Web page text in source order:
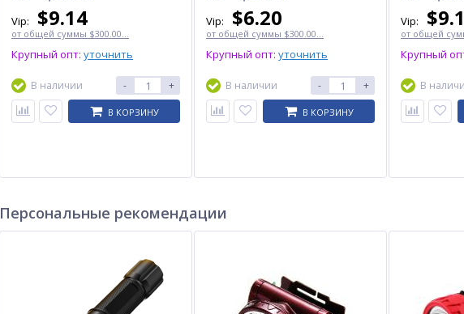
Vip: $9.14
от общей суммы $300.00...
Крупный опт: уточнить
В наличии - +
В КОРЗИНУ
Vip: $6.20
от общей суммы $300.00...
Крупный опт: уточнить
В наличии - +
В КОРЗИНУ
Vip: $
от общей
Крупный
В
Персональные рекомендации